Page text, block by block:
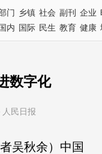
门 乡镇 社会 副刊 企业
国内 国际 民生 教育 健康
数字化
民日报
吴秋余）中国